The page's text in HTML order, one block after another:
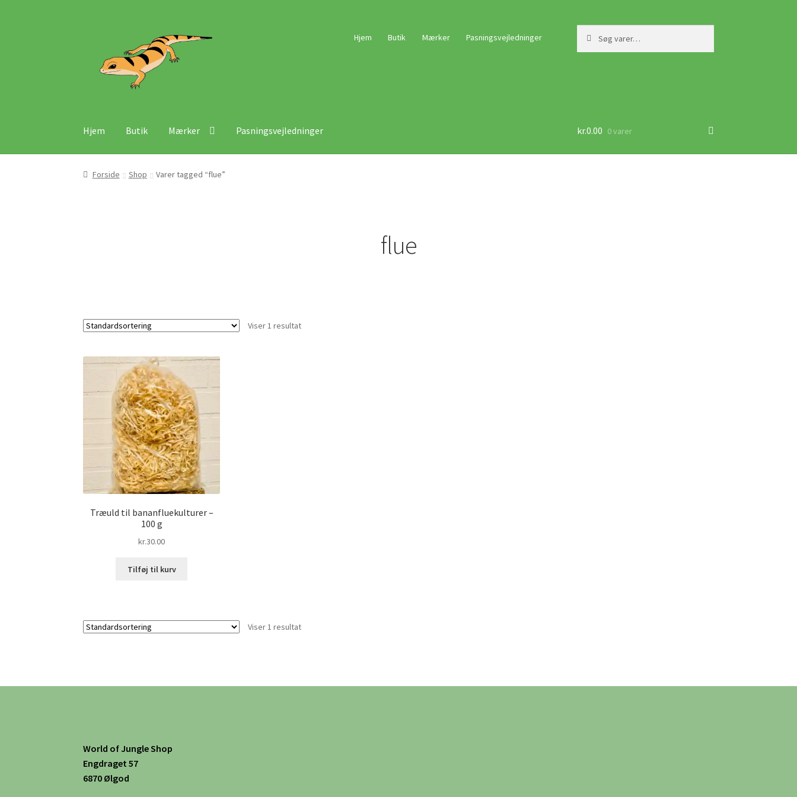
navigation
indhold
Hjem Butik Mærker Pasningsvejledninger
efter:
Hjem Butik Mærker Pasningsvejledninger kr.0.00 0 varer
Forside Shop Varer tagged “flue”
flue
Viser 1 resultat
Træuld til bananfluekulturer –
100 g
kr.30.00
Tilføj til kurv
Viser 1 resultat
World of Jungle Shop
Engdraget 57
6870 Ølgod